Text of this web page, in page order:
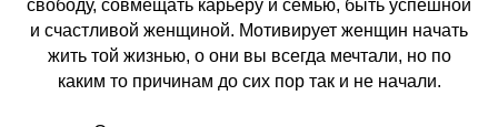
свободу, совмещать карьеру и семью, быть успешной
и счастливой женщиной. Мотивирует женщин начать
жить той жизнью, о они вы всегда мечтали, но по
каким то причинам до сих пор так и не начали.